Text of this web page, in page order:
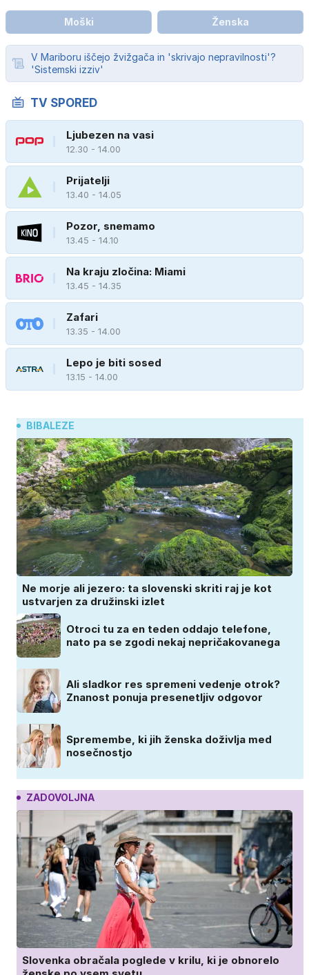
Moški Ženska
V Mariboru iščejo žvižgača in 'skrivajo nepravilnosti'?
'Sistemski izziv'
TV SPORED
Ljubezen na vasi
12.30 - 14.00
Prijatelji
13.40 - 14.05
Pozor, snemamo
13.45 - 14.10
Na kraju zločina: Miami
13.45 - 14.35
Zafari
13.35 - 14.00
Lepo je biti sosed
13.15 - 14.00
BIBALEZE
Ne morje ali jezero: ta slovenski skriti raj je kot
ustvarjen za družinski izlet
Otroci tu za en teden oddajo telefone,
nato pa se zgodi nekaj nepričakovanega
Ali sladkor res spremeni vedenje otrok?
Znanost ponuja presenetljiv odgovor
Spremembe, ki jih ženska doživlja med
nosečnostjo
ZADOVOLJNA
Slovenka obračala poglede v krilu, ki je obnorelo